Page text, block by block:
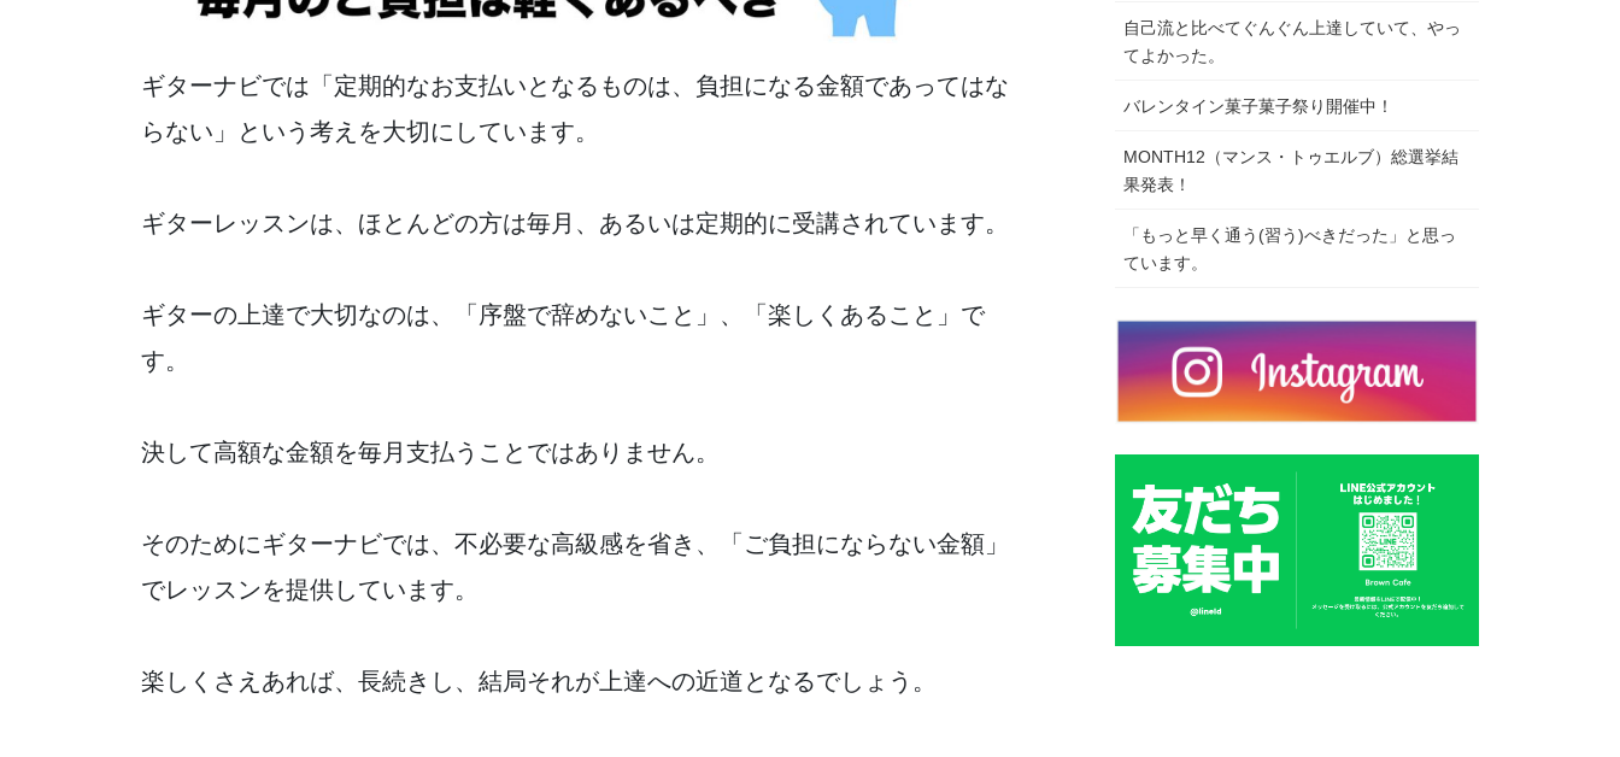
ギターナビでは「定期的なお支払いとなるものは、負担になる金額であってはな
らない」という考えを大切にしています。
ギターレッスンは、ほとんどの方は毎月、あるいは定期的に受講されています。
ギターの上達で大切なのは、「序盤で辞めないこと」、「楽しくあること」で
す。
決して高額な金額を毎月支払うことではありません。
そのためにギターナビでは、不必要な高級感を省き、「ご負担にならない金額」
でレッスンを提供しています。
楽しくさえあれば、長続きし、結局それが上達への近道となるでしょう。
自己流と比べてぐんぐん上達していて、やっ
てよかった。
バレンタイン菓子菓子祭り開催中！
MONTH12（マンス・トゥエルブ）総選挙結
果発表！
「もっと早く通う(習う)べきだった」と思っ
ています。